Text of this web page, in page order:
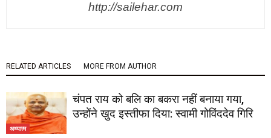
http://sailehar.com
RELATED ARTICLES MORE FROM AUTHOR
अध्यात्म
चंपत राय को बलि का बकरा नहीं बनाया गया,
उन्होंने खुद इस्तीफा दिया: स्वामी गोविंददेव गिरि